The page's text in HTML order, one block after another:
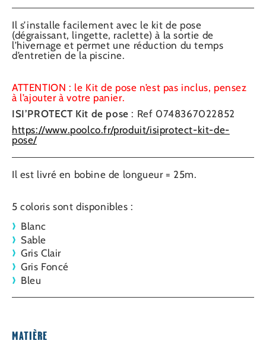
Il s’installe facilement avec le kit de pose
(dégraissant, lingette, raclette) à la sortie de
l’hivernage et permet une réduction du temps
d’entretien de la piscine.
ATTENTION : le Kit de pose n’est pas inclus, pensez
à l’ajouter à votre panier.
ISI’PROTECT Kit de pose : Ref 0748367022852
https://www.poolco.fr/produit/isiprotect-kit-de-
pose/
Il est livré en bobine de longueur = 25m.
5 coloris sont disponibles :
Blanc
Sable
Gris Clair
Gris Foncé
Bleu
MATIÈRE